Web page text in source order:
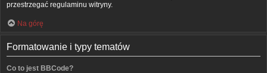
przestrzegać regulaminu witryny.
Na górę
Formatowanie i typy tematów
Co to jest BBCode?